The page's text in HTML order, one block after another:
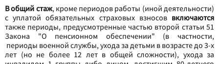
В общий стаж, кроме периодов работы (иной деятельности)
с уплатой обязательных страховых взносов включаются
также периоды, предусмотренные частью второй статьи 51
Закона "О пенсионном обеспечении" (в частности,
периоды военной службы, ухода за детьми в возрасте до 3-х
лет (но не более 12 лет в общей сложности), ухода за